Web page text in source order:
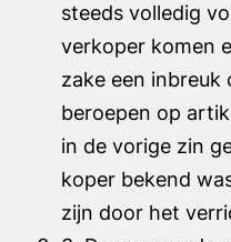
steeds volledig
verkoper komen
zake een inbreuk
beroepen op
in de vorige zin
koper bekend
zijn door het